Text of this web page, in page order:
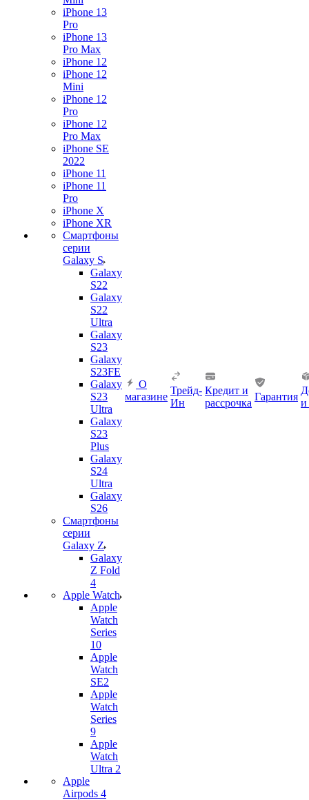
iPhone 13
Pro
iPhone 13
Pro Max
iPhone 12
iPhone 12
Mini
iPhone 12
Pro
iPhone 12
Pro Max
iPhone SE
2022
iPhone 11
iPhone 11
Pro
iPhone X
iPhone XR
Смартфоны
серии
Galaxy S
Galaxy
S22
Galaxy
S22
Ultra
Galaxy
S23
Galaxy
S23FE
Galaxy
S23
Ultra
Galaxy
S23
Plus
Galaxy
S24
Ultra
Galaxy
S26
Смартфоны
серии
Galaxy Z
Galaxy
Z Fold
4
Apple Watch
Apple
Watch
Series
10
Apple
Watch
SE2
Apple
Watch
Series
9
Apple
Watch
Ultra 2
Apple
Airpods 4
О
магазине
Трейд-
Ин
Кредит и
рассрочка
Гарантия
и